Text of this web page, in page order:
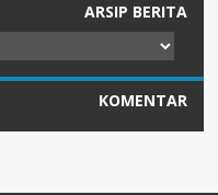
ARSIP BERITA
KOMENTAR